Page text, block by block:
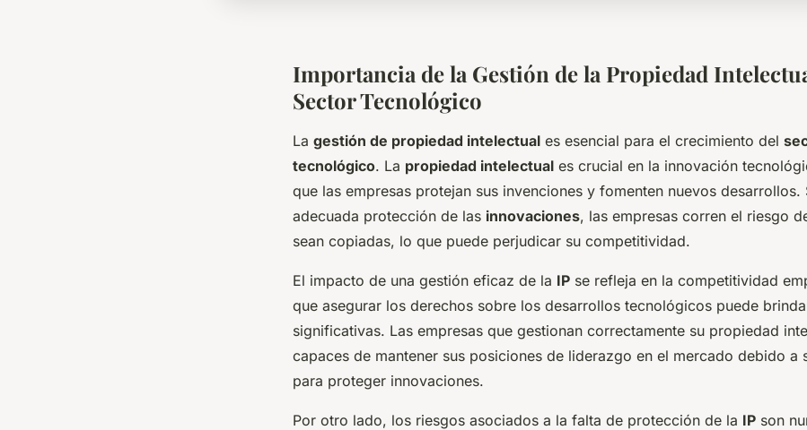
Importancia de la Gestión de la Propiedad
Sector Tecnológico
La gestión de propiedad intelectual es esencial para el crecimiento del
tecnológico. La propiedad intelectual es crucial en la innovación
que las empresas protejan sus invenciones y fomenten nuevos desarrollos.
adecuada protección de las innovaciones, las empresas corren el riesgo
sean copiadas, lo que puede perjudicar su competitividad.
El impacto de una gestión eficaz de la IP se refleja en la competitividad
que asegurar los derechos sobre los desarrollos tecnológicos puede
significativas. Las empresas que gestionan correctamente su propiedad
capaces de mantener sus posiciones de liderazgo en el mercado debido a
para proteger innovaciones.
Por otro lado, los riesgos asociados a la falta de protección de la IP son